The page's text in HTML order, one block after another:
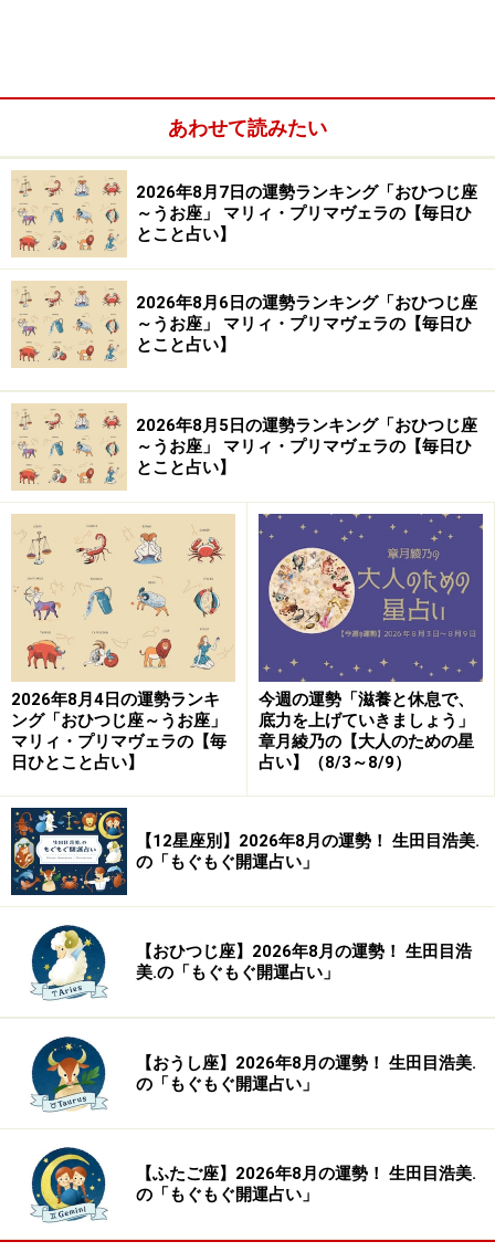
【編集部おすすめの購入サイト】
Amazonで占い関連の商品をチェック！
楽天市場で占い関連の商品をチェック！
あわせて読みたい
2026年8月7日の運勢ランキング「おひつじ座
～うお座」 マリィ・プリマヴェラの【毎日ひ
とこと占い】
2026年8月6日の運勢ランキング「おひつじ座
～うお座」 マリィ・プリマヴェラの【毎日ひ
とこと占い】
2026年8月5日の運勢ランキング「おひつじ座
～うお座」 マリィ・プリマヴェラの【毎日ひ
とこと占い】
2026年8月4日の運勢ランキ
ング「おひつじ座～うお座」
マリィ・プリマヴェラの【毎
日ひとこと占い】
今週の運勢「滋養と休息で、
底力を上げていきましょう」
章月綾乃の【大人のための星
占い】（8/3～8/9）
【12星座別】2026年8月の運勢！ 生田目浩美.
の「もぐもぐ開運占い」
【おひつじ座】2026年8月の運勢！ 生田目浩
美.の「もぐもぐ開運占い」
【おうし座】2026年8月の運勢！ 生田目浩美.
の「もぐもぐ開運占い」
【ふたご座】2026年8月の運勢！ 生田目浩美.
の「もぐもぐ開運占い」